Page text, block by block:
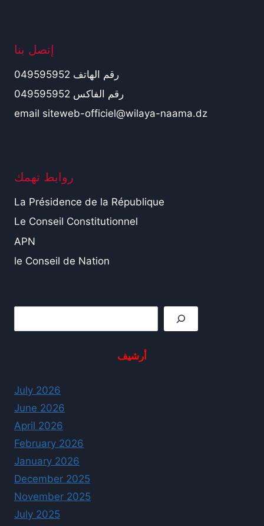
إتصل بنا
رقم الهاتف 049595952
رقم الفاكس 049595952
email siteweb-officiel@wilaya-naama.dz
روابط تهمك
La Présidence de la République
Le Conseil Constitutionnel
APN
le Conseil de Nation
أرشيف
July 2026
June 2026
April 2026
February 2026
January 2026
December 2025
November 2025
July 2025